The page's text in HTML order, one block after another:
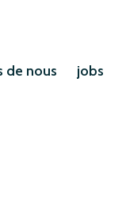
de nous jobs